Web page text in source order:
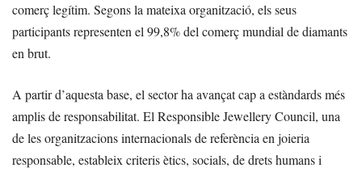
comerç legítim. Segons la mateixa organització, els seus
participants representen el 99,8% del comerç mundial de diamants
en brut.
A partir d’aquesta base, el sector ha avançat cap a estàndards més
amplis de responsabilitat. El Responsible Jewellery Council, una
de les organitzacions internacionals de referència en joieria
responsable, estableix criteris ètics, socials, de drets humans i